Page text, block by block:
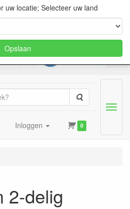
Zoeken
Inloggen 0
Menu
2-delig
uw locatie; Selecteer uw land
Opslaan